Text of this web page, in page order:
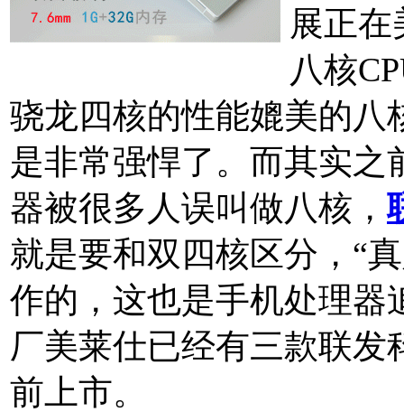
展正
八核
骁龙四核的性能媲美的八
是非常强悍了。而其实之
器被很多人误叫做八核，
就是要和双四核区分，“
作的，这也是手机处理器
厂美莱仕已经有三款联
前上市。